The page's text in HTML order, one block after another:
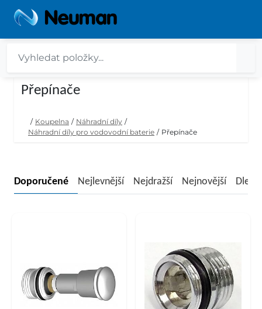
Přepínače
/ Koupelna / Náhradní díly /
Náhradní díly pro vodovodní baterie / Přepínače
Doporučené Nejlevnější Nejdražší Nejnovější Dle